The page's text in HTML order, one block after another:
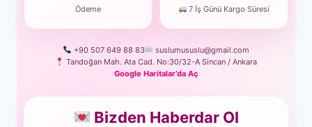
Ödeme
7 İş Günü Kargo Süresi
+90 507 649 88 83
suslumususlu@gmail.com
Tandoğan Mah. Ata Cad. No:30/32-A Sincan / Ankara
Google Haritalar’da Aç
Bizden Haberdar Ol